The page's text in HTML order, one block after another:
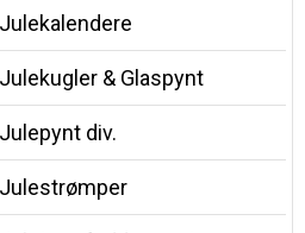
Julekalendere
Julekugler & Glaspynt
Julepynt div.
Julestrømper